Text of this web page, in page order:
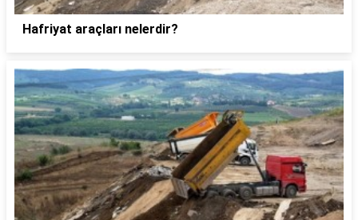
Hafriyat araçları nelerdir?